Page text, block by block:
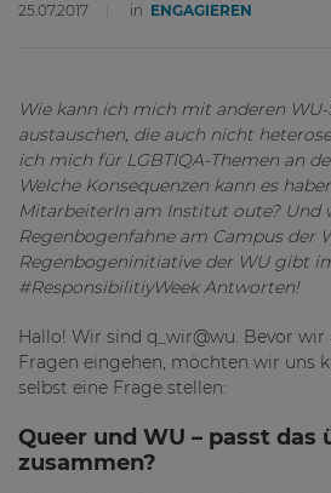
25.07.2017 in ENGAGIEREN
Wie kann ich mich mit anderen
austauschen, die auch nicht
ich mich für LGBTIQA-Themen an
Welche Konsequenzen kann es
MitarbeiterIn am Institut oute? Und
Regenbogenfahne am Campus der
Regenbogeninitiative der WU gibt
#ResponsibilitiyWeek Antworten!
Hallo! Wir sind q_wir@wu. Bevor
Fragen eingehen, möchten wir uns
selbst eine Frage stellen:
Queer und WU – passt das
zusammen?